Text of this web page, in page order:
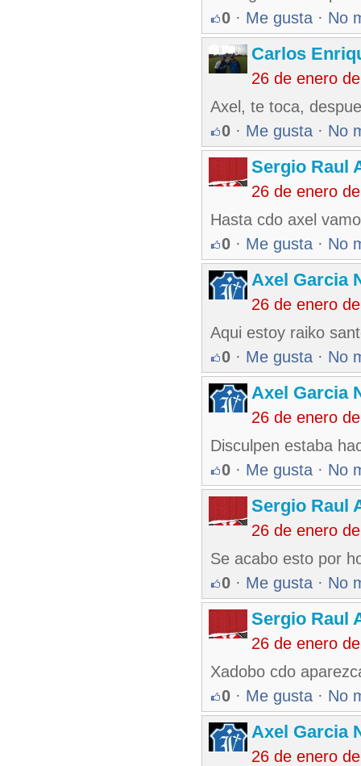
0 · Me gusta · No
Carlos
26 de enero
Axel, te toca,
0 · Me gusta · No
Sergio Raul
26 de enero
Hasta cdo axel
0 · Me gusta · No
Axel Garcia
26 de enero
Aqui estoy raiko
0 · Me gusta · No
Axel Garcia
26 de enero
Disculpen estaba
0 · Me gusta · No
Sergio Raul
26 de enero
Se acabo esto por
0 · Me gusta · No
Sergio Raul
26 de enero
Xadobo cdo
0 · Me gusta · No
Axel Garcia
26 de enero